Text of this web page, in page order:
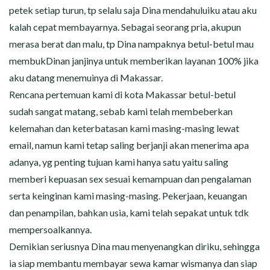
petek setiap turun, tp selalu saja Dina mendahuluiku atau aku
kalah cepat membayarnya. Sebagai seorang pria, akupun
merasa berat dan malu, tp Dina nampaknya betul-betul mau
membukDinan janjinya untuk memberikan layanan 100% jika
aku datang menemuinya di Makassar.
Rencana pertemuan kami di kota Makassar betul-betul
sudah sangat matang, sebab kami telah membeberkan
kelemahan dan keterbatasan kami masing-masing lewat
email, namun kami tetap saling berjanji akan menerima apa
adanya, yg penting tujuan kami hanya satu yaitu saling
memberi kepuasan sex sesuai kemampuan dan pengalaman
serta keinginan kami masing-masing. Pekerjaan, keuangan
dan penampilan, bahkan usia, kami telah sepakat untuk tdk
mempersoalkannya.
Demikian seriusnya Dina mau menyenangkan diriku, sehingga
ia siap membantu membayar sewa kamar wismanya dan siap